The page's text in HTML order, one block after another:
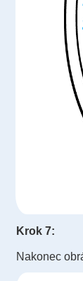
Krok 7:
Nakonec